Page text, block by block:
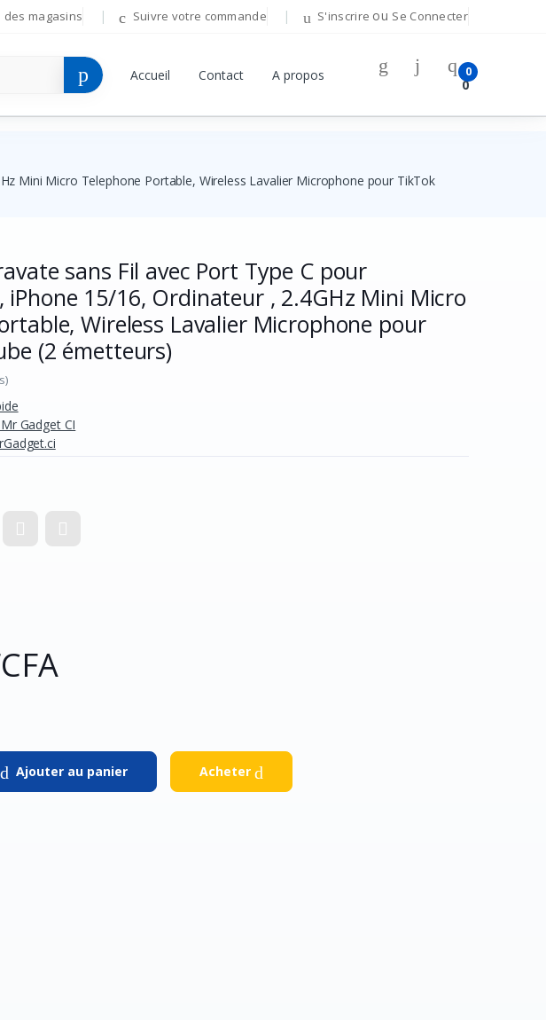
des magasins Suivre votre commande S'inscrire ou Se Connecter
Accueil Contact A propos 0
0
Mini Micro Telephone Portable, Wireless Lavalier Microphone pour TikTok
sans Fil avec Port Type C pour
iPhone 15/16, Ordinateur , 2.4GHz Mini Micro
Wireless Lavalier Microphone pour
(2 émetteurs)
Gadget CI
Ajouter au panier
Acheter
Bonjour!
Se Connecter